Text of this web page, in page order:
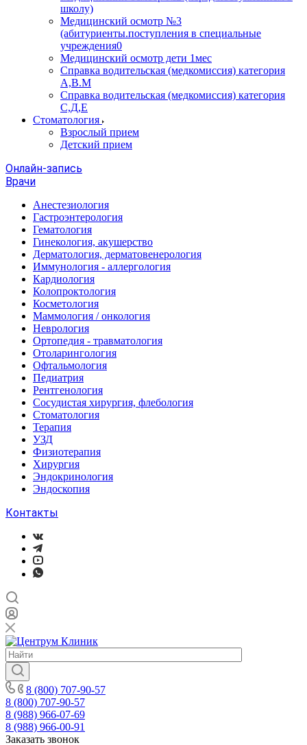
школу)
Медицинский осмотр №3
(абитуриенты.поступления в специальные
учреждения0
Медицинский осмотр дети 1мес
Справка водительская (медкомиссия) категория
А,В.М
Справка водительская (медкомиссия) категория
С,Д,Е
Стоматология
Взрослый прием
Детский прием
Онлайн-запись
Врачи
Анестезиология
Гастроэнтерология
Гематология
Гинекология, акушерство
Дерматология, дерматовенерология
Иммунология - аллергология
Кардиология
Колопроктология
Косметология
Маммология / онкология
Неврология
Ортопедия - травматология
Отоларингология
Офтальмология
Педиатрия
Рентгенология
Сосудистая хирургия, флебология
Стоматология
Терапия
УЗД
Физиотерапия
Хирургия
Эндокринология
Эндоскопия
Контакты
8 (800) 707-90-57
8 (800) 707-90-57
8 (988) 966-07-69
8 (988) 966-00-91
Заказать звонок